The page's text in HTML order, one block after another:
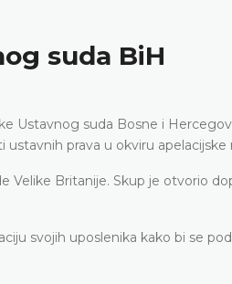
suda BiH
Ustavnog suda Bosne i
prava u okviru apelacijske
Velike Britanije. Skup je otvorio
svojih uposlenika kako bi se